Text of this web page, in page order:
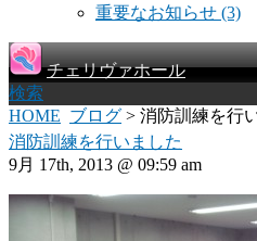
重要なお知らせ (3)
チェリヴァホール
検索
HOME ブログ > 消防訓練を行
消防訓練を行いました
9月 17th, 2013 @ 09:59 am